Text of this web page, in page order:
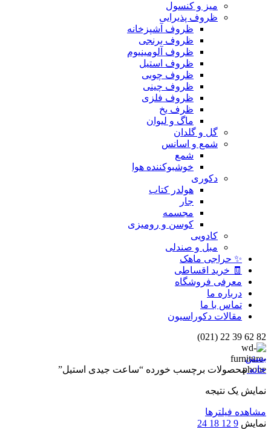
میز و کنسول
ظروف پذیرایی
ظروف آشپزخانه
ظروف برنجی
ظروف آلومینیوم
ظروف استیل
ظروف چوبی
ظروف چینی
ظروف فلزی
ظرف یخ
ماگ و لیوان
گل و گلدان
شمع و اسانس
شمع
خوشبوکننده هوا
دکوری
هولدر کتاب
جار
مجسمه
کوسن و رومیزی
کادویی
مبل و صندلی
✨ حراجی ماهک
🧾 خرید اقساطی
معرفی فروشگاه
درباره ما
تماس با ما
مقالات دکوراسیون
82 62 39 22 (021)
بستن
خانهمحصولات برچسب خورده “ساعت جیدی استیل”
نمایش یک نتیجه
مشاهده فیلترها
نمایش 9
12
18
24